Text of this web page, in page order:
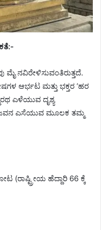
ನವಿರೇಳಿಸುವಂತಿರುತ್ತದೆ.
ಆರ್ಭಟ ಮತ್ತು ಭಕ್ತರ ‘ಹರ
ಎಳೆಯುವ ದೃಶ್ಯ
ಜವನ ಎಸೆಯುವ ಮೂಲಕ ತಮ್ಮ
(ರಾಷ್ಟ್ರೀಯ ಹೆದ್ದಾರಿ 66 ಕ್ಕೆ